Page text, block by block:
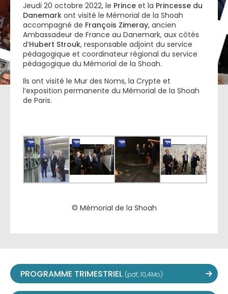
Jeudi 20 octobre 2022, le Prince et la Princesse du
Danemark ont visité le Mémorial de la Shoah
accompagné de François Zimeray, ancien
Ambassadeur de France au Danemark, aux côtés
d’Hubert Strouk, responsable adjoint du service
pédagogique et coordinateur régional du service
pédagogique du Mémorial de la Shoah.
Ils ont visité le Mur des Noms, la Crypte et
l’exposition permanente du Mémorial de la Shoah
de Paris.
© Mémorial de la Shoah
PROGRAMME TRIMESTRIEL (pdf, 10,4Mo)